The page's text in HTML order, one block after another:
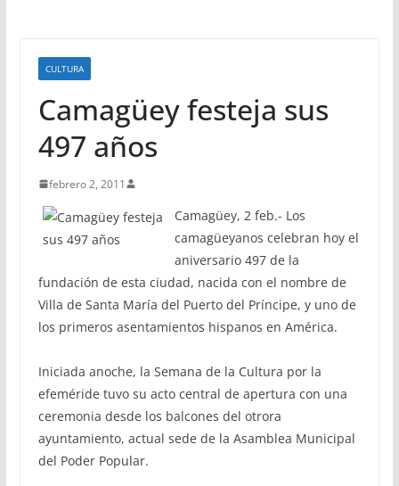
CULTURA
Camagüey festeja sus
497 años
febrero 2, 2011
Camagüey, 2 feb.- Los
camagüeyanos celebran hoy el
aniversario 497 de la
fundación de esta ciudad, nacida con el nombre de
Villa de Santa María del Puerto del Príncipe, y uno de
los primeros asentamientos hispanos en América.
Iniciada anoche, la Semana de la Cultura por la
efeméride tuvo su acto central de apertura con una
ceremonia desde los balcones del otrora
ayuntamiento, actual sede de la Asamblea Municipal
del Poder Popular.